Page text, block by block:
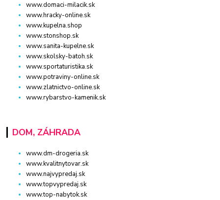
www.domaci-milacik.sk
www.hracky-online.sk
www.kupelna.shop
www.stonshop.sk
www.sanita-kupelne.sk
www.skolsky-batoh.sk
www.sportaturistika.sk
www.potraviny-online.sk
www.zlatnictvo-online.sk
www.rybarstvo-kamenik.sk
DOM, ZÁHRADA
www.dm-drogeria.sk
www.kvalitnytovar.sk
www.najvypredaj.sk
www.topvypredaj.sk
www.top-nabytok.sk